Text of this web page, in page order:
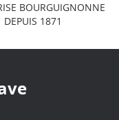
BOURGUIGNONNE
DEPUIS 1871